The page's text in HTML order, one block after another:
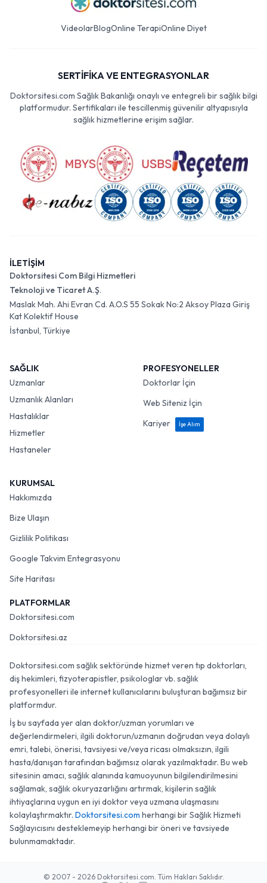
VideolarBlogOnline TerapiOnline Diyet
SERTİFİKA VE ENTEGRASYONLAR
Doktorsitesi.com Sağlık Bakanlığı onaylı ve entegreli bir sağlık bilgi
platformudur. Sertifikaları ile tescillenmiş güvenilir altyapısıyla
sağlık hizmetlerine erişim sağlar.
İLETİŞİM
Doktorsitesi Com Bilgi Hizmetleri
Teknoloji ve Ticaret A.Ş.
Maslak Mah. Ahi Evran Cd. A.O.S 55 Sokak No:2 Aksoy Plaza Giriş
Kat Kolektif House
İstanbul, Türkiye
SAĞLIK
Uzmanlar
Uzmanlık Alanları
Hastalıklar
Hizmetler
Hastaneler
PROFESYONELLER
Doktorlar İçin
Web Siteniz İçin
Kariyer
İşe Alım
KURUMSAL
Hakkımızda
Bize Ulaşın
Gizlilik Politikası
Google Takvim Entegrasyonu
Site Haritası
PLATFORMLAR
Doktorsitesi.com
Doktorsitesi.az
Doktorsitesi.com sağlık sektöründe hizmet veren tıp doktorları,
diş hekimleri, fizyoterapistler, psikologlar vb. sağlık
profesyonelleri ile internet kullanıcılarını buluşturan bağımsız bir
platformdur.
İş bu sayfada yer alan doktor/uzman yorumları ve
değerlendirmeleri, ilgili doktorun/uzmanın doğrudan veya dolaylı
emri, talebi, önerisi, tavsiyesi ve/veya ricası olmaksızın, ilgili
hasta/danışan tarafından bağımsız olarak yazılmaktadır. Bu web
sitesinin amacı, sağlık alanında kamuoyunun bilgilendirilmesini
sağlamak, sağlık okuryazarlığını artırmak, kişilerin sağlık
ihtiyaçlarına uygun en iyi doktor veya uzmana ulaşmasını
kolaylaştırmaktır. Doktorsitesi.com herhangi bir Sağlık Hizmeti
Sağlayıcısını desteklemeyip herhangi bir öneri ve tavsiyede
bulunmamaktadır.
© 2007 - 2026 Doktorsitesi.com. Tüm Hakları Saklıdır.